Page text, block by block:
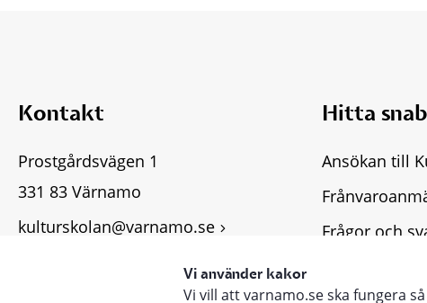
Vi använder kakor
Vi vill att varnamo.se ska fungera
Kontakt
Prostgårdsvägen 1
331 83 Värnamo
kulturskolan@varnamo.se
Hitta
Ansökan till
Frågor och